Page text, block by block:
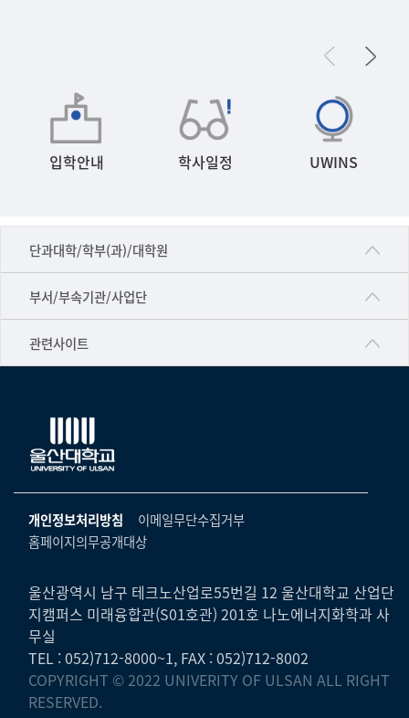
입학안내 학사일정 UWINS
단과대학/학부(과)/대학원
■인문대학
▷국어국문학부
▷일본어·일본학과
▷프랑스어·프랑스학과
▷스페인·중남미학과
▷철학·상담학과
■사회과학대학
▷사회과학부
ㆍ경제학전공
ㆍ행정학전공
ㆍ국제관계학전공
부서/부속기관/사업단
공동기기센터
공학교육혁신센터
국제교류처
기초과학연구소
물리BK 미래혁신응집물질물리인재교육연구단
미래기술혁신융합형인재양성센터
반구대암각화유적보존연구소
보육교사교육원
산학연협력선도대학육성사업(LINC3.0)사업단
관련사이트
건강가정지원센터
교수협의회
노동조합
생명윤리위원회
온라인 기술거래 플랫폼
울산대신문
울산대학교병원
캠퍼스안전관리
UCLASS
개인정보처리방침
이메일무단수집거부
홈페이지의무공개대상
울산광역시 남구 테크노산업로55번길 12 울산대학교 산업단
지캠퍼스 미래융합관(S01호관) 201호 나노에너지화학과 사
무실
TEL : 052)712-8000~1, FAX : 052)712-8002
COPYRIGHT © 2022 UNIVERITY OF ULSAN ALL RIGHT
RESERVED.